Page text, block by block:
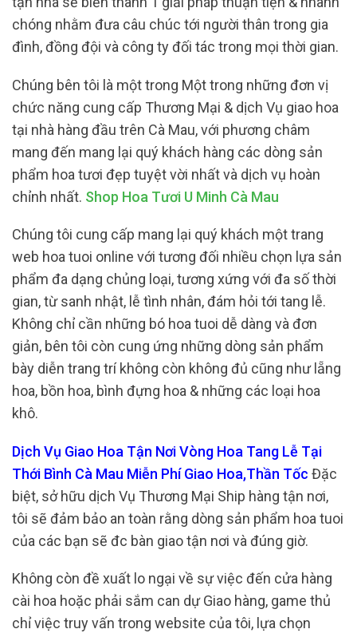
chóng nhằm đưa câu chúc tới người thân trong gia
đình, đồng đội và công ty đối tác trong mọi thời gian.
Chúng bên tôi là một trong Một trong những đơn vị
chức năng cung cấp Thương Mại & dịch Vụ giao hoa
tại nhà hàng đầu trên Cà Mau, với phương châm
mang đến mang lại quý khách hàng các dòng sản
phẩm hoa tươi đẹp tuyệt vời nhất và dịch vụ hoàn
chỉnh nhất. Shop Hoa Tươi U Minh Cà Mau
Chúng tôi cung cấp mang lại quý khách một trang
web hoa tuoi online với tương đối nhiều chọn lựa sản
phẩm đa dạng chủng loại, tương xứng với đa số thời
gian, từ sanh nhật, lễ tình nhân, đám hỏi tới tang lễ.
Không chỉ cần những bó hoa tuoi dễ dàng và đơn
giản, bên tôi còn cung ứng những dòng sản phẩm
bày diễn trang trí không còn không đủ cũng như lẵng
hoa, bồn hoa, bình đựng hoa & những các loại hoa
khô.
Dịch Vụ Giao Hoa Tận Nơi Vòng Hoa Tang Lễ Tại
Thới Bình Cà Mau Miễn Phí Giao Hoa,Thần Tốc Đặc
biệt, sở hữu dịch Vụ Thương Mại Ship hàng tận nơi,
tôi sẽ đảm bảo an toàn rằng dòng sản phẩm hoa tuoi
của các bạn sẽ đc bàn giao tận nơi và đúng giờ.
Không còn đề xuất lo ngại về sự việc đến cửa hàng
cài hoa hoặc phải sắm can dự Giao hàng, game thủ
chỉ việc truy vấn trong website của tôi, lựa chọn